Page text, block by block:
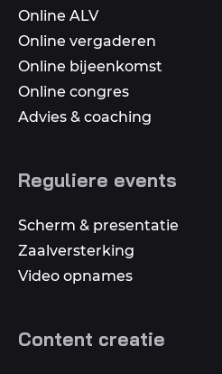
Online ALV
Online vergaderen
Online bijeenkomst
Online congres
Advies & coaching
Reguliere events
Scherm & presentatie
Zaalversterking
Video opnames
Content creatie